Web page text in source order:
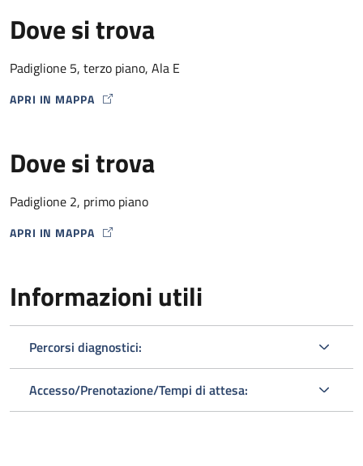
Dove si trova
Padiglione 5, terzo piano, Ala E
APRI IN MAPPA
MAP ICON
Dove si trova
Padiglione 2, primo piano
APRI IN MAPPA
MAP ICON
Informazioni utili
Percorsi diagnostici:
Accesso/Prenotazione/Tempi di attesa: